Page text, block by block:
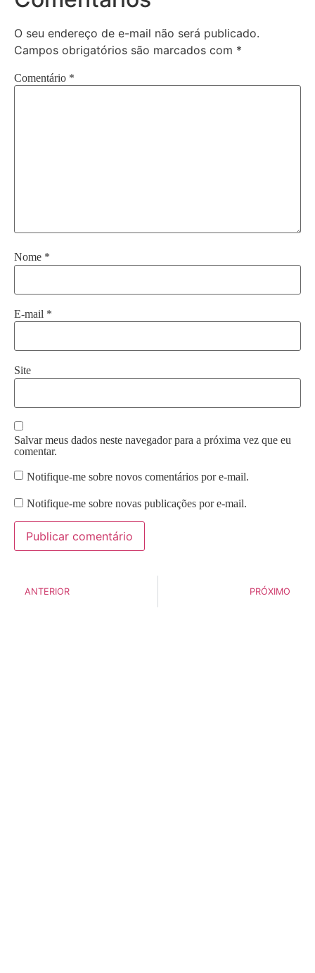
O seu endereço de e-mail não será publicado.
Campos obrigatórios são marcados com *
Comentário *
Nome *
E-mail *
Site
Salvar meus dados neste navegador para a próxima vez que eu
comentar.
Notifique-me sobre novos comentários por e-mail.
Notifique-me sobre novas publicações por e-mail.
ANTERIOR PRÓXIMO